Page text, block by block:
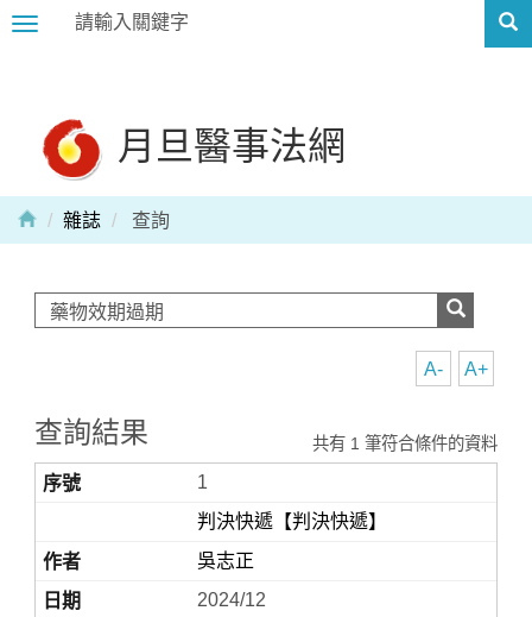
Toggle
月旦醫事法網
雜誌 查詢
A+
A-
查詢結果 共有 1 筆符合條件的資料
1
判決快遞【判決快遞】
吳志正
2024/12